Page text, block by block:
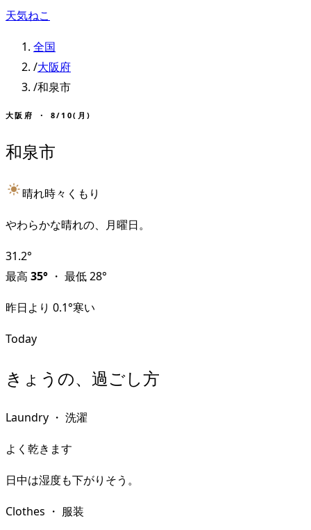
天気ねこ
全国
/大阪府
/和泉市
大阪府 ・ 8/10(月)
和泉市
晴れ時々くもり
やわらかな晴れの、月曜日。
31.2°
最高 35° ・ 最低28°
昨日より 0.1°寒い
Today
きょうの、過ごし方
Laundry ・ 洗濯
よく乾きます
日中は湿度も下がりそう。
Clothes ・ 服装